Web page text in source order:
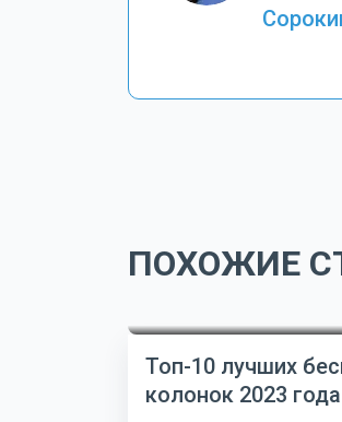
ПОХОЖИЕ
Топ-10 лучших
колонок 2023 года